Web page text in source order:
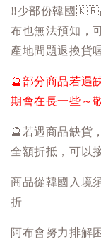
‼️少部份韓國 🇰🇷
布也無法預知，
產地問題退換貨
🔮部分商品若遇
期會在長一些～
🔮 若遇商品缺貨
全額折抵，可以
商品從韓國入境
折
阿布會努力排解